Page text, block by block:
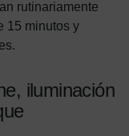
rutinariamente
15 minutos y
iluminación